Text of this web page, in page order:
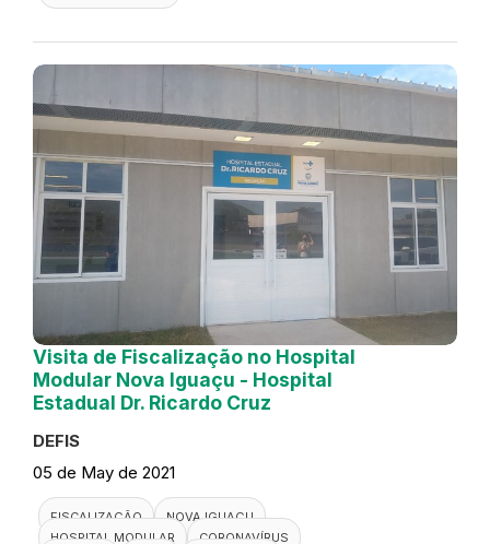
Visita de Fiscalização no Hospital
Modular Nova Iguaçu - Hospital
Estadual Dr. Ricardo Cruz
DEFIS
05 de May de 2021
FISCALIZAÇÃO
NOVA IGUAÇU
HOSPITAL MODULAR
CORONAVÍRUS